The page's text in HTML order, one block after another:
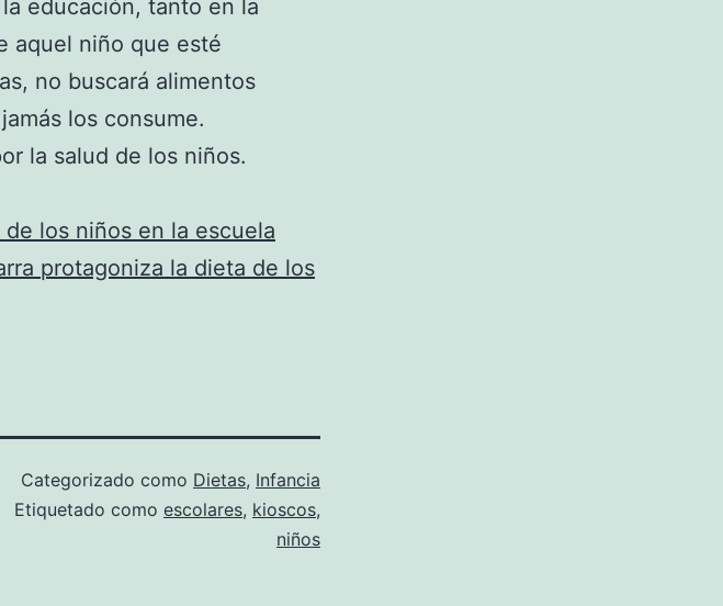
educación, tanto en la
aquel niño que esté
no buscará alimentos
los consume.
la salud de los niños.
los niños en la escuela
protagoniza la dieta de los
Categorizado como Dietas, Infancia
Etiquetado como escolares, kioscos,
niños